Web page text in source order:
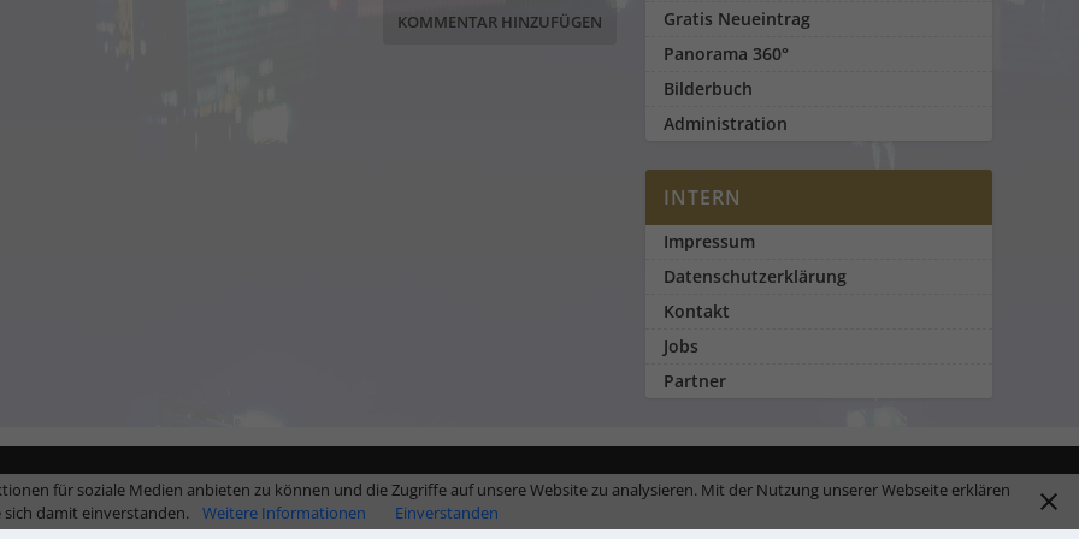
Gratis Neueintrag
Panorama 360°
Bilderbuch
Administration
INTERN
Impressum
Datenschutzerklärung
Kontakt
Jobs
Partner
für soziale Medien anbieten zu können und die Zugriffe auf unsere Website zu analysieren. Mit der Nutzung unserer Webseite erklären
sich damit einverstanden.
Weitere Informationen Einverstanden